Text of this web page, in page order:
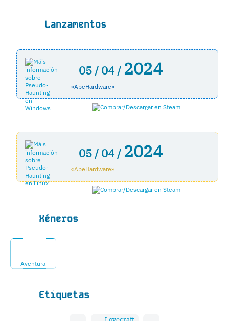
Lanzamentos
05 / 04 / 2024
«ApeHardware»
05 / 04 / 2024
«ApeHardware»
Xéneros
Aventura
Etiquetas